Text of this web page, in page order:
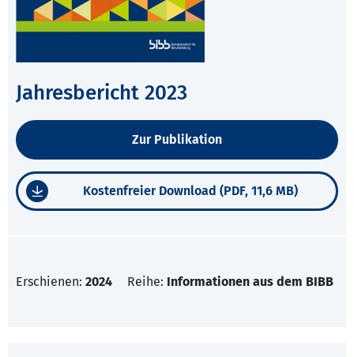
Jahresbericht 2023
Zur Publikation
Kostenfreier Download (PDF, 11,6 MB)
Erschienen: 2024 Reihe: Informationen aus dem BIBB